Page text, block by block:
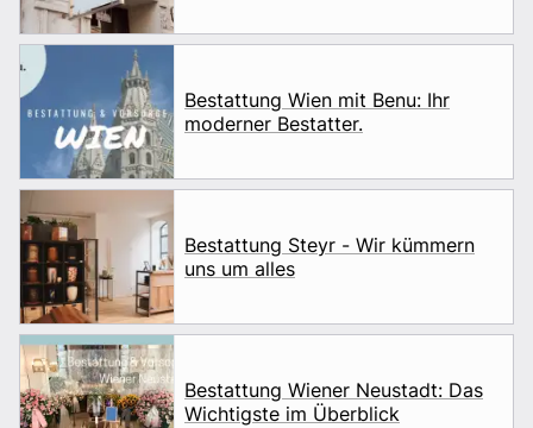
Bestattung Wien mit Benu: Ihr
moderner Bestatter.
Bestattung Steyr - Wir kümmern
uns um alles
Bestattung Wiener Neustadt: Das
Wichtigste im Überblick